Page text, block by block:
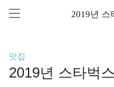
2019년 스
맛집
2019년 스타벅